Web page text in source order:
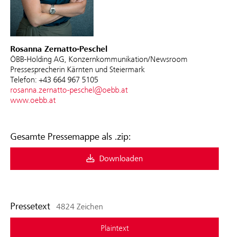
Rosanna Zernatto-Peschel
ÖBB-Holding AG, Konzernkommunikation/Newsroom
Pressesprecherin Kärnten und Steiermark
Telefon: +43 664 967 5105
rosanna.zernatto-peschel@oebb.at
www.oebb.at
Gesamte Pressemappe als .zip:
Downloaden
Pressetext 4824 Zeichen
Plaintext